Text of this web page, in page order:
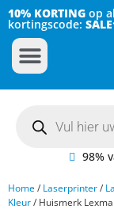
10% KORTING op
kortingscode:
98%
Home/ Laserprinter/
Kleur/ Huismerk